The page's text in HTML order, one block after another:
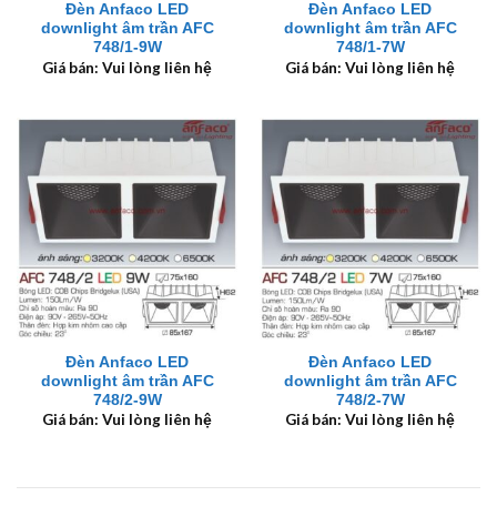
Đèn Anfaco LED
downlight âm trần AFC
748/1-9W
Giá bán: Vui lòng liên hệ
Đèn Anfaco LED
downlight âm trần AFC
748/1-7W
Giá bán: Vui lòng liên hệ
Đèn Anfaco LED
downlight âm trần AFC
748/2-9W
Giá bán: Vui lòng liên hệ
Đèn Anfaco LED
downlight âm trần AFC
748/2-7W
Giá bán: Vui lòng liên hệ